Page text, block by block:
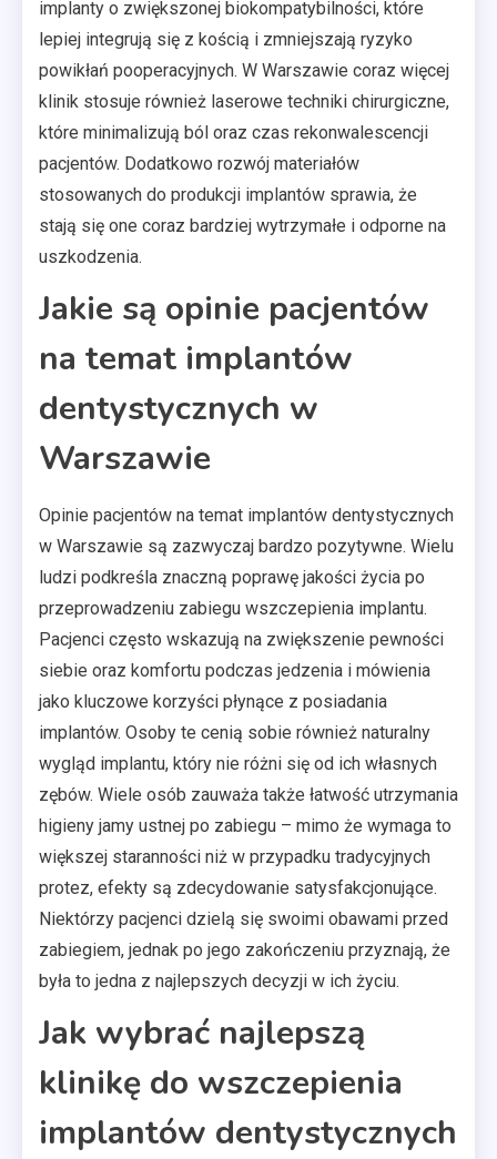
implanty o zwiększonej biokompatybilności, które
lepiej integrują się z kością i zmniejszają ryzyko
powikłań pooperacyjnych. W Warszawie coraz więcej
klinik stosuje również laserowe techniki chirurgiczne,
które minimalizują ból oraz czas rekonwalescencji
pacjentów. Dodatkowo rozwój materiałów
stosowanych do produkcji implantów sprawia, że
stają się one coraz bardziej wytrzymałe i odporne na
uszkodzenia.
Jakie są opinie pacjentów
na temat implantów
dentystycznych w
Warszawie
Opinie pacjentów na temat implantów dentystycznych
w Warszawie są zazwyczaj bardzo pozytywne. Wielu
ludzi podkreśla znaczną poprawę jakości życia po
przeprowadzeniu zabiegu wszczepienia implantu.
Pacjenci często wskazują na zwiększenie pewności
siebie oraz komfortu podczas jedzenia i mówienia
jako kluczowe korzyści płynące z posiadania
implantów. Osoby te cenią sobie również naturalny
wygląd implantu, który nie różni się od ich własnych
zębów. Wiele osób zauważa także łatwość utrzymania
higieny jamy ustnej po zabiegu – mimo że wymaga to
większej staranności niż w przypadku tradycyjnych
protez, efekty są zdecydowanie satysfakcjonujące.
Niektórzy pacjenci dzielą się swoimi obawami przed
zabiegiem, jednak po jego zakończeniu przyznają, że
była to jedna z najlepszych decyzji w ich życiu.
Jak wybrać najlepszą
klinikę do wszczepienia
implantów dentystycznych